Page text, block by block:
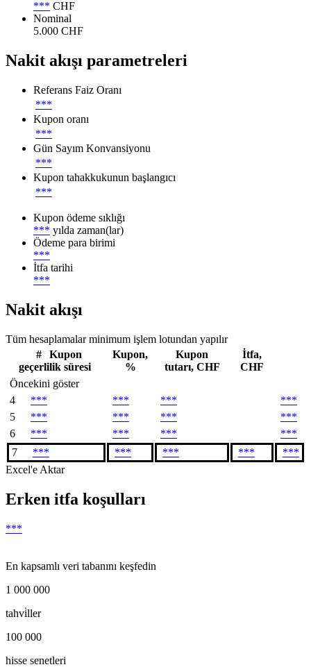
*** CHF
Nominal
5.000 CHF
Nakit akışı parametreleri
Referans Faiz Oranı
***
Kupon oranı
***
Gün Sayım Konvansiyonu
***
Kupon tahakkukunun başlangıcı
***
Kupon ödeme sıklığı
*** yılda zaman(lar)
Ödeme para birimi
***
İtfa tarihi
***
Nakit akışı
Tüm hesaplamalar minimum işlem lotundan yapılır
#
Kupon
geçerlilik süresi
Kupon,
%
Kupon
tutarı, CHF
İtfa,
CHF
Öncekini göster
4
*** *** ***
***
5
*** *** ***
***
6
*** *** ***
***
7
*** *** *** ***
***
Excel'e Aktar
Erken itfa koşulları
***
En kapsamlı veri tabanını keşfedin
1 000 000
tahvi̇ller
100 000
hisse senetleri